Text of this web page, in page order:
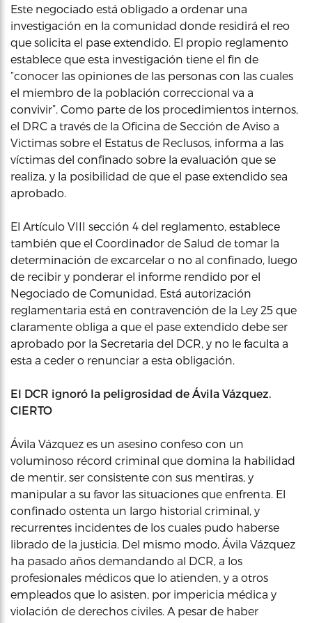
Este negociado está obligado a ordenar una
investigación en la comunidad donde residirá el reo
que solicita el pase extendido. El propio reglamento
establece que esta investigación tiene el fin de
“conocer las opiniones de las personas con las cuales
el miembro de la población correccional va a
convivir”. Como parte de los procedimientos internos,
el DRC a través de la Oficina de Sección de Aviso a
Victimas sobre el Estatus de Reclusos, informa a las
víctimas del confinado sobre la evaluación que se
realiza, y la posibilidad de que el pase extendido sea
aprobado.
El Artículo VIII sección 4 del reglamento, establece
también que el Coordinador de Salud de tomar la
determinación de excarcelar o no al confinado, luego
de recibir y ponderar el informe rendido por el
Negociado de Comunidad. Está autorización
reglamentaria está en contravención de la Ley 25 que
claramente obliga a que el pase extendido debe ser
aprobado por la Secretaria del DCR, y no le faculta a
esta a ceder o renunciar a esta obligación.
El DCR ignoró la peligrosidad de Ávila Vázquez.
CIERTO
Ávila Vázquez es un asesino confeso con un
voluminoso récord criminal que domina la habilidad
de mentir, ser consistente con sus mentiras, y
manipular a su favor las situaciones que enfrenta. El
confinado ostenta un largo historial criminal, y
recurrentes incidentes de los cuales pudo haberse
librado de la justicia. Del mismo modo, Ávila Vázquez
ha pasado años demandando al DCR, a los
profesionales médicos que lo atienden, y a otros
empleados que lo asisten, por impericia médica y
violación de derechos civiles. A pesar de haber